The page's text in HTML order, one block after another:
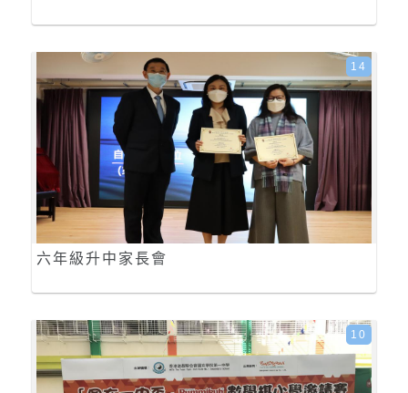
六年級升中家長會
14
10